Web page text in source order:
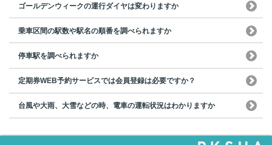
ゴールデンウィークの運行ダイヤは変わりますか
乗車区間の駅数や駅名の順番を調べられますか
停車駅を調べられますか
定期券WEB予約サービスでは会員登録は必要ですか？
台風や大雨、大雪などの時、電車の運転状況はわかりますか